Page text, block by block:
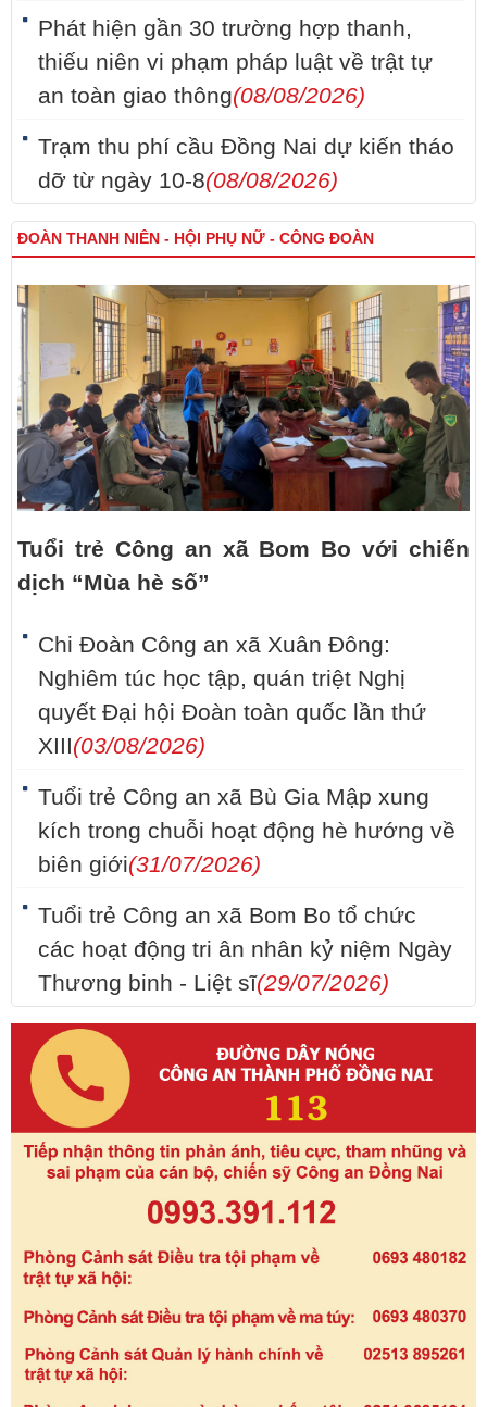
Phát hiện gần 30 trường hợp thanh,
thiếu niên vi phạm pháp luật về trật tự
an toàn giao thông(08/08/2026)
Trạm thu phí cầu Đồng Nai dự kiến tháo
dỡ từ ngày 10-8(08/08/2026)
ĐOÀN THANH NIÊN - HỘI PHỤ NỮ - CÔNG ĐOÀN
Tuổi trẻ Công an xã Bom Bo với chiến
dịch “Mùa hè số”
Chi Đoàn Công an xã Xuân Đông:
Nghiêm túc học tập, quán triệt Nghị
quyết Đại hội Đoàn toàn quốc lần thứ
XIII(03/08/2026)
Tuổi trẻ Công an xã Bù Gia Mập xung
kích trong chuỗi hoạt động hè hướng về
biên giới(31/07/2026)
Tuổi trẻ Công an xã Bom Bo tổ chức
các hoạt động tri ân nhân kỷ niệm Ngày
Thương binh - Liệt sĩ(29/07/2026)